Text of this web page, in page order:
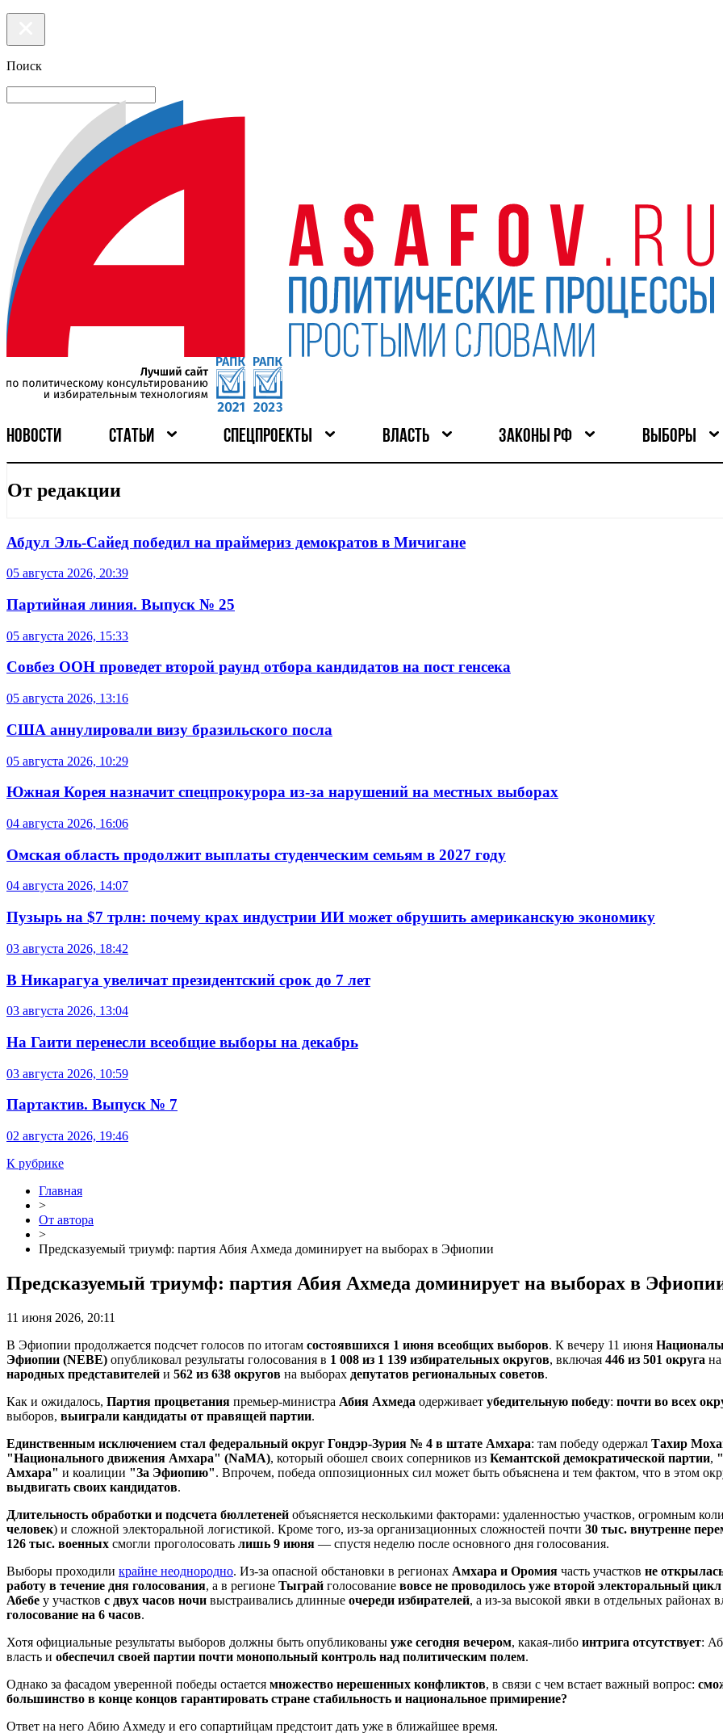
Поиск
НОВОСТИ СТАТЬИ СПЕЦПРОЕКТЫ ВЛАСТЬ ЗАКОНЫ РФ ВЫБОРЫ
От редакции
Абдул Эль-Сайед победил на праймериз демократов в Мичигане
05 августа 2026, 20:39
Партийная линия. Выпуск № 25
05 августа 2026, 15:33
Совбез ООН проведет второй раунд отбора кандидатов на пост генсека
05 августа 2026, 13:16
США аннулировали визу бразильского посла
05 августа 2026, 10:29
Южная Корея назначит спецпрокурора из-за нарушений на местных выборах
04 августа 2026, 16:06
Омская область продолжит выплаты студенческим семьям в 2027 году
04 августа 2026, 14:07
Пузырь на $7 трлн: почему крах индустрии ИИ может обрушить американскую экономику
03 августа 2026, 18:42
В Никарагуа увеличат президентский срок до 7 лет
03 августа 2026, 13:04
На Гаити перенесли всеобщие выборы на декабрь
03 августа 2026, 10:59
Партактив. Выпуск № 7
02 августа 2026, 19:46
К рубрике
Главная
>
От автора
>
Предсказуемый триумф: партия Абия Ахмеда доминирует на выборах в Эфиопии
Предсказуемый триумф: партия Абия Ахмеда доминирует на выборах в
11 июня 2026, 20:11
В Эфиопии продолжается подсчет голосов по итогам состоявшихся 1 июня всеобщих выборов. К вечеру 11 июня
Эфиопии (NEBE) опубликовал результаты голосования в 1 008 из 1 139 избирательных округов, включая 446 из 501 округа
народных представителей и 562 из 638 округов на выборах депутатов региональных советов.
Как и ожидалось, Партия процветания премьер-министра Абия Ахмеда одерживает убедительную победу: почти во всех
выборов, выиграли кандидаты от правящей партии.
Единственным исключением стал федеральный округ Гондэр-Зурия № 4 в штате Амхара: там победу одержал Тахир
"Национального движения Амхара" (NaMA), который обошел своих соперников из Кемантской демократической партии,
Амхара" и коалиции "За Эфиопию". Впрочем, победа оппозиционных сил может быть объяснена и тем фактом, что в этом
выдвигать своих кандидатов.
Длительность обработки и подсчета бюллетеней объясняется несколькими факторами: удаленностью участков, огромным
человек) и сложной электоральной логистикой. Кроме того, из-за организационных сложностей почти 30 тыс. внутренне
126 тыс. военных смогли проголосовать лишь 9 июня — спустя неделю после основного дня голосования.
Выборы проходили крайне неоднородно. Из-за опасной обстановки в регионах Амхара и Оромия часть участков не
работу в течение дня голосования, а в регионе Тыграй голосование вовсе не проводилось уже второй электоральный
Абебе у участков с двух часов ночи выстраивались длинные очереди избирателей, а из-за высокой явки в отдельных
голосование на 6 часов.
Хотя официальные результаты выборов должны быть опубликованы уже сегодня вечером, какая-либо интрига отсутствует:
власть и обеспечил своей партии почти монопольный контроль над политическим полем.
Однако за фасадом уверенной победы остается множество нерешенных конфликтов, в связи с чем встает важный вопрос:
большинство в конце концов гарантировать стране стабильность и национальное примирение?
Ответ на него Абию Ахмеду и его сопартийцам предстоит дать уже в ближайшее время.